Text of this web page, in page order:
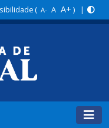
( A- A A+ ) |